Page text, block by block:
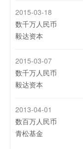
2015-03-18
数千万人民币
毅达资本
2015-03-07
数千万人民币
毅达资本
2013-04-01
数百万人民币
青松基金